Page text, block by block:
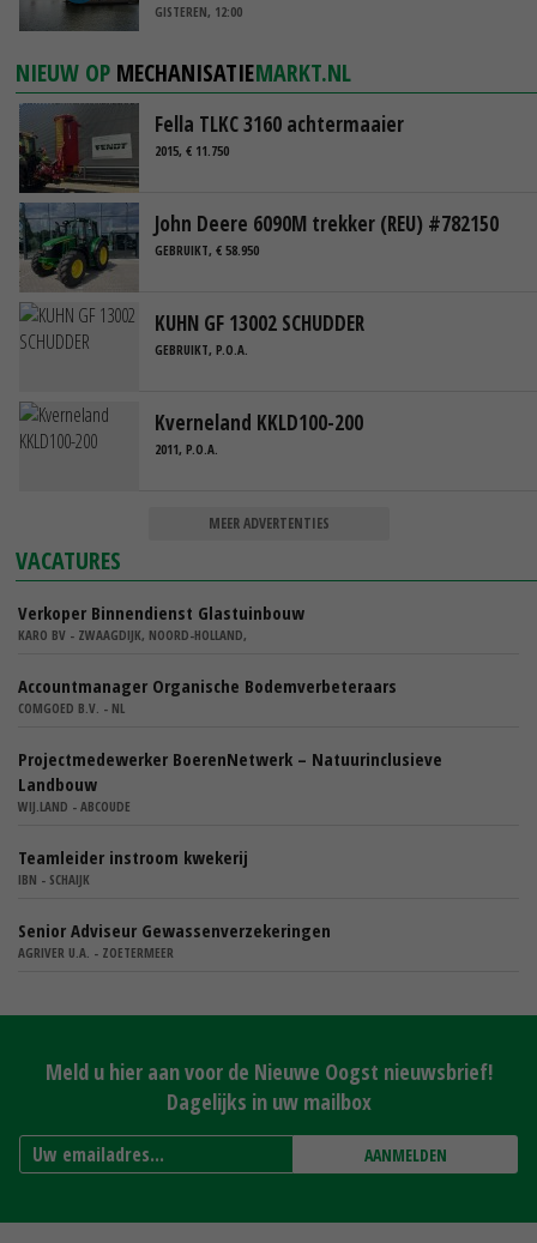
GISTEREN, 12:00
NIEUW OP MECHANISATIEMARKT.NL
Fella TLKC 3160 achtermaaier
2015, € 11.750
John Deere 6090M trekker (REU) #782150
GEBRUIKT, € 58.950
KUHN GF 13002 SCHUDDER
GEBRUIKT, P.O.A.
Kverneland KKLD100-200
2011, P.O.A.
MEER ADVERTENTIES
VACATURES
Verkoper Binnendienst Glastuinbouw
KARO BV - ZWAAGDIJK, NOORD-HOLLAND,
Accountmanager Organische Bodemverbeteraars
COMGOED B.V. - NL
Projectmedewerker BoerenNetwerk – Natuurinclusieve
Landbouw
WIJ.LAND - ABCOUDE
Teamleider instroom kwekerij
IBN - SCHAIJK
Senior Adviseur Gewassenverzekeringen
AGRIVER U.A. - ZOETERMEER
Meld u hier aan voor de Nieuwe Oogst nieuwsbrief!
Dagelijks in uw mailbox
AANMELDEN